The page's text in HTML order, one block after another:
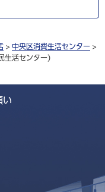
> 中央区消費生活センター >
生活センター)
い